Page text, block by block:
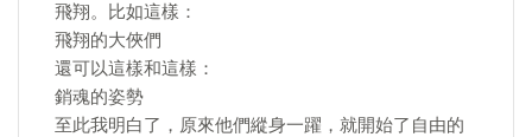
飛翔。比如這樣：
飛翔的大俠們
還可以這樣和這樣：
銷魂的姿勢
至此我明白了，原來他們縱身一躍，就開始了自由的